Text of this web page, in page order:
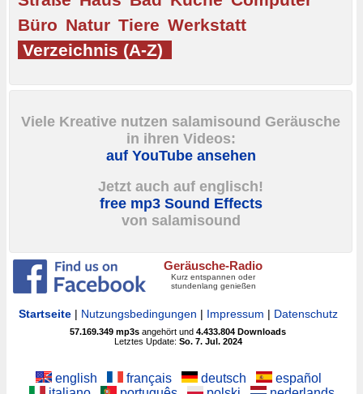
Büro Natur Tiere Werkstatt
Verzeichnis (A-Z)
Viele Kreative nutzen salamisound Geräusche
in ihren Videos:
auf YouTube ansehen
Jetzt auch auf englisch!
free mp3 Sound Effects
von salamisound
Geräusche-Radio
Kurz entspannen oder
stundenlang genießen
Startseite| Nutzungsbedingungen | Impressum | Datenschutz
57.169.349 mp3s angehört und4.433.804 Downloads
Letztes Update: So. 7. Jul. 2024
english français deutsch
español